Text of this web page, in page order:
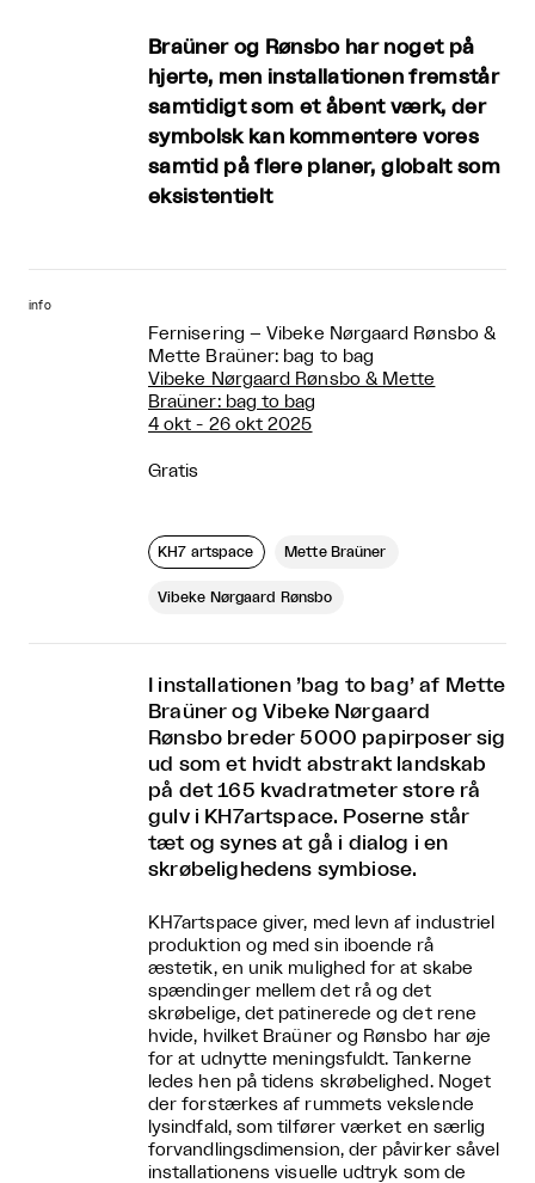
Braüner og Rønsbo har noget på
hjerte, men installationen fremstår
samtidigt som et åbent værk, der
symbolsk kan kommentere vores
samtid på flere planer, globalt som
eksistentielt
info
Fernisering – Vibeke Nørgaard Rønsbo &
Mette Braüner: bag to bag
Vibeke Nørgaard Rønsbo & Mette
Braüner: bag to bag
4 okt - 26 okt 2025
Gratis
KH7 artspace Mette Braüner
Vibeke Nørgaard Rønsbo
I installationen ’bag to bag’ af Mette
Braüner og Vibeke Nørgaard
Rønsbo breder 5000 papirposer sig
ud som et hvidt abstrakt landskab
på det 165 kvadratmeter store rå
gulv i KH7artspace. Poserne står
tæt og synes at gå i dialog i en
skrøbelighedens symbiose.
KH7artspace giver, med levn af industriel
produktion og med sin iboende rå
æstetik, en unik mulighed for at skabe
spændinger mellem det rå og det
skrøbelige, det patinerede og det rene
hvide, hvilket Braüner og Rønsbo har øje
for at udnytte meningsfuldt. Tankerne
ledes hen på tidens skrøbelighed. Noget
der forstærkes af rummets vekslende
lysindfald, som tilfører værket en særlig
forvandlingsdimension, der påvirker såvel
installationens visuelle udtryk som de